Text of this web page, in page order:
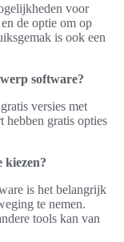
voor
de optie om op
is ook een
software?
versies met
hebben gratis opties
kiezen?
is het belangrijk
te nemen.
tools kan van